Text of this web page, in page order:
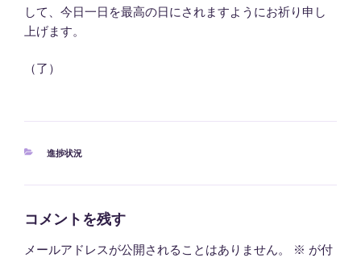
して、今日一日を最高の日にされますようにお祈り申し
上げます。
（了）
カ
進捗状況
コメントを残す
メールアドレスが公開されることはありません。 ※ が付